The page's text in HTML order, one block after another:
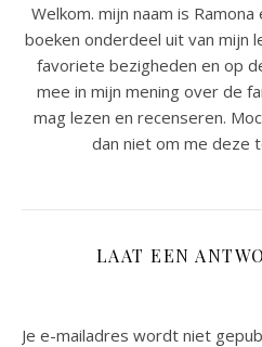
Welkom. mijn naam is Ramona
boeken onderdeel uit van mijn
favoriete bezigheden en op
mee in mijn mening over de
mag lezen en recenseren.
dan niet om me deze
LAAT EEN
Je e-mailadres wordt niet